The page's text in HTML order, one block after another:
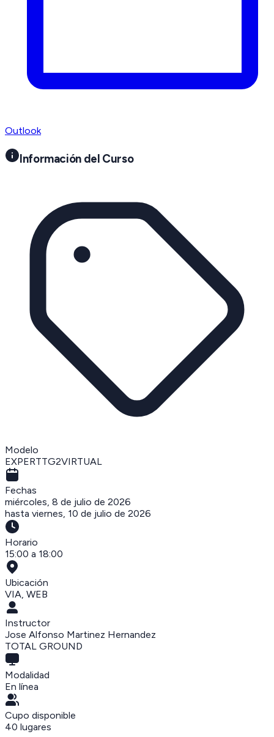
Outlook
Información del Curso
Modelo
EXPERTTG2VIRTUAL
Fechas
miércoles, 8 de julio de 2026
hasta viernes, 10 de julio de 2026
Horario
15:00 a 18:00
Ubicación
VIA WEB
Instructor
Jose Alfonso Martinez Hernandez
TOTAL GROUND
Modalidad
En línea
Cupo disponible
40 lugares